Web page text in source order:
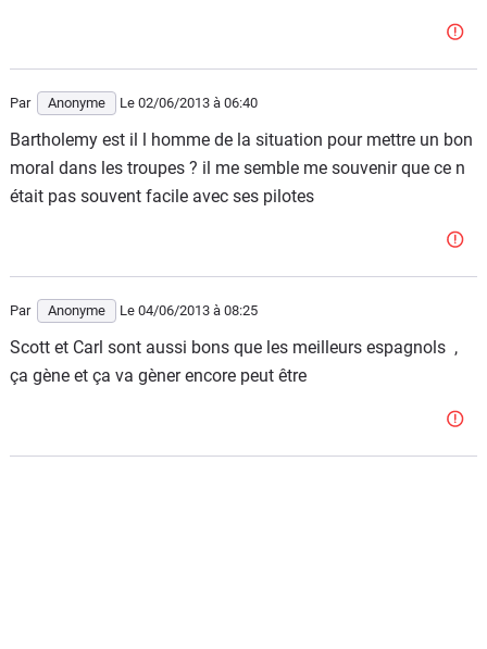
Par Anonyme Le 02/06/2013 à 06:40
Bartholemy est il l homme de la situation pour mettre un bon
moral dans les troupes ? il me semble me souvenir que ce n
était pas souvent facile avec ses pilotes
Par Anonyme Le 04/06/2013 à 08:25
Scott et Carl sont aussi bons que les meilleurs espagnols ,
ça gène et ça va gèner encore peut être